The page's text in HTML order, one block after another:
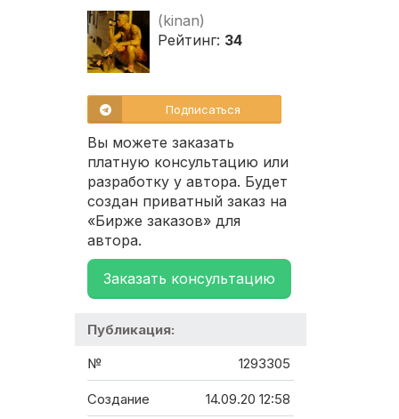
(kinan)
Рейтинг: 34
Подписаться
Вы можете заказать
платную консультацию или
разработку у автора. Будет
создан приватный заказ на
«Бирже заказов» для
автора.
Заказать консультацию
Публикация:
№ 1293305
Создание 14.09.20 12:58